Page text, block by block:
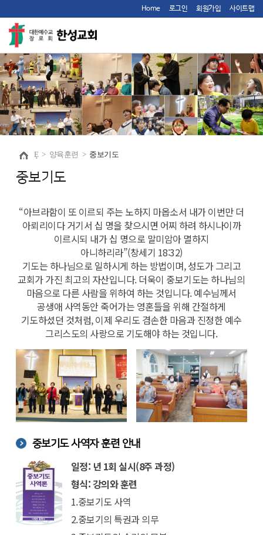
Home 로그인 회원가입 사이트맵
Ȩ > 양육훈련 > 중보기도
중보기도
“아브라함이 또 이르되 주는 노하지 마옵소서 내가 이번만 더
아뢰리이다 거기서 십 명을 찾으시면 어찌 하려 하시나이까
이르시되 내가 십 명으로 말미암아 멸하지
아니하리라”(창세기 18:32)
기도는 하나님으로 일하시게 하는 방법이며, 성도가 그리고
교회가 가진 최고의 자산입니다. 더욱이 중보기도는 하나님의
마음으로 다른 사람을 위하여 하는 것입니다. 예수님께서
공생애 사역동안 죽어가는 영혼들을 위해 간절하게
기도하셨던 것처럼, 이제 우리도 겸손한 마음과 진정한 예수
그리스도의 사랑으로 기도해야 하는 것입니다.
중보기도 사역자 훈련 안내
일정: 년 1회 실시(8주 과정)
형식: 강의와 훈련
1.중보기도 사역
2.중보기의 특권과 의무